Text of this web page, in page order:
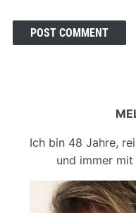
Ich bin 48 Jahre,
und immer